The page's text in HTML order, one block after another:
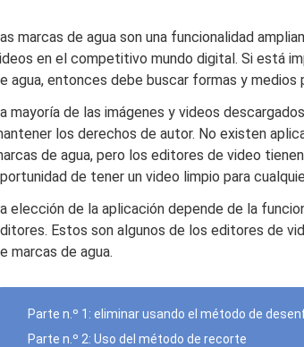
marcas de agua son una funcionalidad
en el competitivo mundo digital. Si está
agua, entonces debe buscar formas y medios
mayoría de las imágenes y videos
los derechos de autor. No existen
de agua, pero los editores de video
de tener un video limpio para
elección de la aplicación depende de la
Estos son algunos de los editores de
marcas de agua.
Parte n.º 1: eliminar usando el método de
Parte n.º 2: Uso del método de recorte